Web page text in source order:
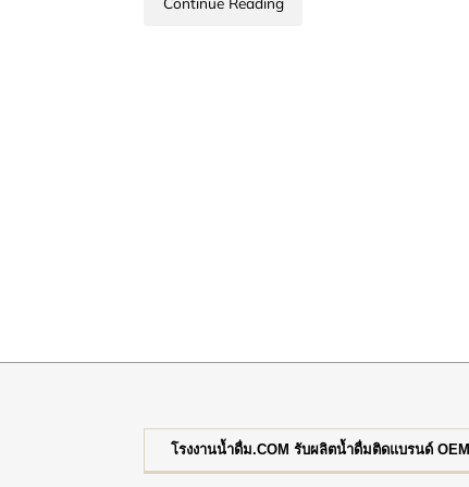
โรงงานน้ำดื่ม.COM รับผลิตน้ำดื่มติดแบรนด์ OEM